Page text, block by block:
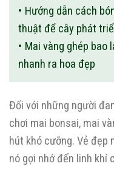
Hướng dẫn cách
thuật để cây phát
Mai vàng ghép bao
nhanh ra hoa đẹp
Đối với những người
chơi mai bonsai, mai
hút khó cưỡng. Vẻ đẹp
nó gợi nhớ đến linh khí